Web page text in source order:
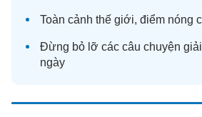
Toàn cảnh thế giới, điểm nóng
Đừng bỏ lỡ các câu chuyện
ngày